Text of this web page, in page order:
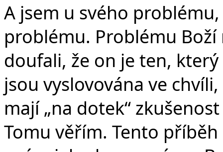
A jsem u svého
problému. Problému
doufali, že on je ten,
jsou vyslovována ve
mají „na dotek“
Tomu věřím. Tento